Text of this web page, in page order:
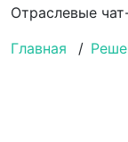
Отраслевые
Главная
/